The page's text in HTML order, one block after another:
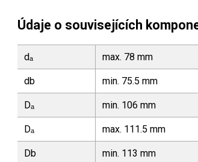
Údaje o souvisejících
dₐ max. 78 mm
db min. 75.5 mm
Dₐ min. 106 mm
Dₐ max. 111.5 mm
Db min. 113 mm